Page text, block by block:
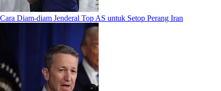
Cara Diam-diam Jenderal Top AS untuk Setop Perang Iran